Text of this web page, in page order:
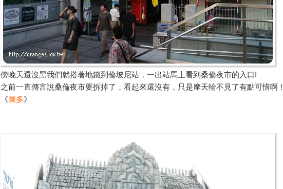
傍晚天還沒黑我們就搭著地鐵到倫坡尼站，一出站馬上看到桑倫夜市的入口!
之前一直傳言說桑倫夜市要拆掉了，看起來還沒有，只是摩天輪不見了有點可惜啊！
《圖多》